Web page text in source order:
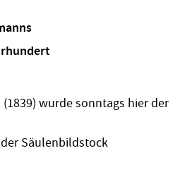
wurde sonntags hier der
Säulenbildstock